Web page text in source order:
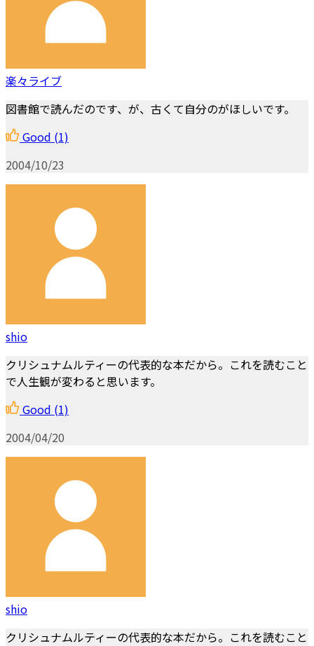
楽々ライブ
図書館で読んだのです、が、古くて自分のがほしいです。
Good (1)
2004/10/23
shio
クリシュナムルティーの代表的な本だから。これを読むこと
で人生観が変わると思います。
Good (1)
2004/04/20
shio
クリシュナムルティーの代表的な本だから。これを読むこと